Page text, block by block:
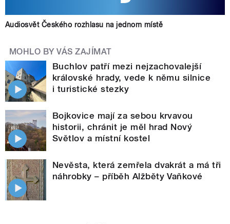
Audiosvět Českého rozhlasu na jednom místě
MOHLO BY VÁS ZAJÍMAT
Buchlov patří mezi nejzachovalejší
královské hrady, vede k němu silnice
i turistické stezky
Bojkovice mají za sebou krvavou
historii, chránit je měl hrad Nový
Světlov a místní kostel
Nevěsta, která zemřela dvakrát a má tři
náhrobky – příběh Alžběty Vaňkové